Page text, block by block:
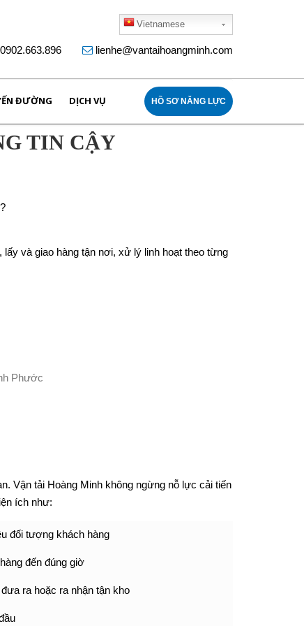
Vietnamese
0902.663.896 lienhe@vantaihoangminh.com
ĐƯỜNG DỊCH VỤ HỒ SƠ NĂNG LỰC
TIN CẬY
và giao hàng tận nơi, xử lý linh hoạt theo từng
Vận tải Hoàng Minh không ngừng nỗ lực cải tiến
ích như:
đối tượng khách hàng
đến đúng giờ
ra hoặc ra nhận tận kho